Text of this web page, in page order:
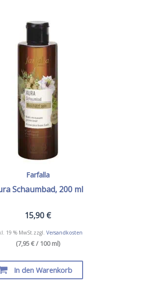
Farfalla
Schaumbad, 200 ml
15,90 €
19 % MwSt. zzgl. Versandkosten
(7,95 € / 100 ml)
In den Warenkorb